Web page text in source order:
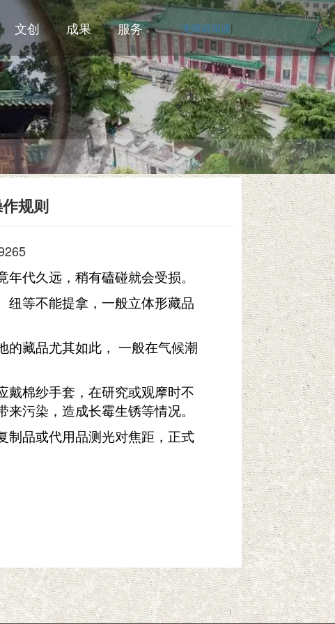
文创 成果 服务 无障碍阅读|
规则
代久远，稍有磕碰就会受损。
纽等不能提拿，一般立体形藏品
的藏品尤其如此， 一般在气候潮
戴棉纱手套，在研究或观摩时不
污染，造成长霉生锈等情况。
制品或代用品测光对焦距，正式